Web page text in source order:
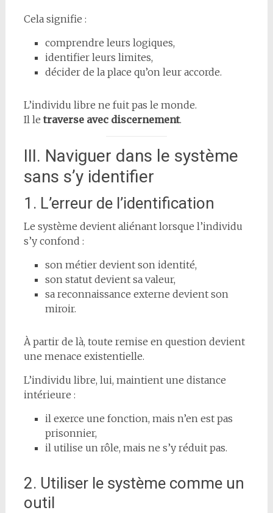
Cela signifie :
comprendre leurs logiques,
identifier leurs limites,
décider de la place qu’on leur accorde.
L’individu libre ne fuit pas le monde.
Il letraverse avec discernement.
III. Naviguer dans le système
sans s’y identifier
1. L’erreur de l’identification
Le système devient aliénant lorsque l’individu
s’y confond :
son métier devient son identité,
son statut devient sa valeur,
sa reconnaissance externe devient son
miroir.
À partir de là, toute remise en question devient
une menace existentielle.
L’individu libre, lui, maintient une distance
intérieure :
il exerce une fonction, mais n’en est pas
prisonnier,
il utilise un rôle, mais ne s’y réduit pas.
2. Utiliser le système comme un
outil